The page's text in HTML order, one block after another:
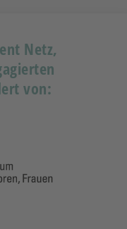
Netz,
von: